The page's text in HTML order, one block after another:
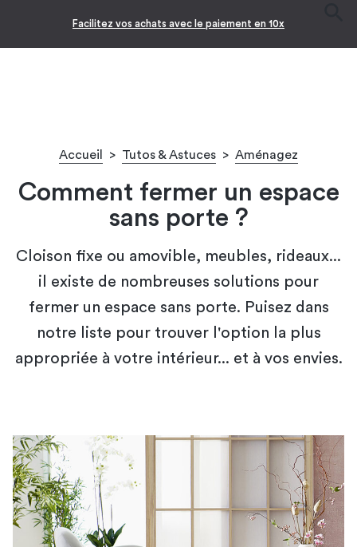
Facilitez vos achats avec le paiement en 10x
Accueil > Tutos & Astuces > Aménagez
Comment fermer un espace
sans porte ?
Cloison fixe ou amovible, meubles, rideaux...
il existe de nombreuses solutions pour
fermer un espace sans porte. Puisez dans
notre liste pour trouver l'option la plus
appropriée à votre intérieur... et à vos envies.